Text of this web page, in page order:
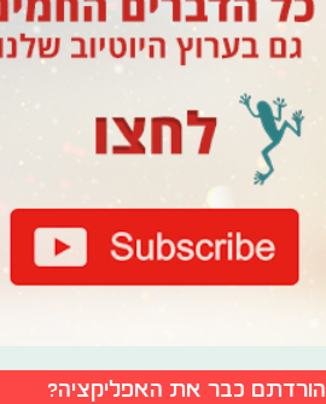
הורדתם כבר את האפליקציה?